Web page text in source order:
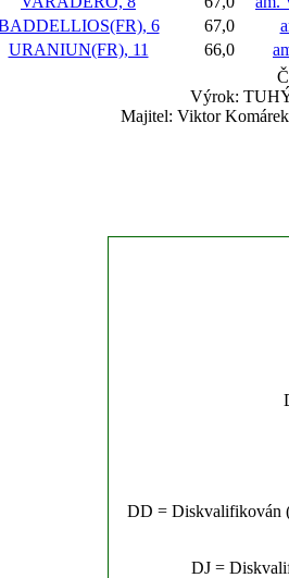
6 67,0
URANIUN(FR), 11 66,0
Výrok:
Majitel: Viktor
DD = Diskvalifikován
DJ =